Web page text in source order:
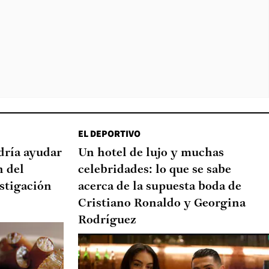
ayudar
del
EL DEPORTIVO
Un hotel de lujo y muchas
celebridades: lo que se sabe
acerca de la supuesta boda de
Cristiano Ronaldo y Georgina
Rodríguez